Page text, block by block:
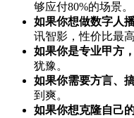
够应付80%的场景。
如果你想做数字人
讯智影，性价比最高
如果你是专业甲方
犹豫。
如果你需要方言、
到爽。
如果你想克隆自己